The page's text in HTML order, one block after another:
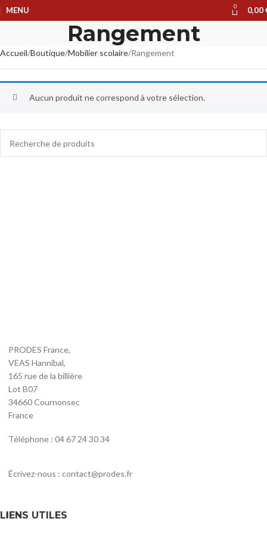
MENU 0 0,00
Rangement
Accueil Boutique Mobilier scolaire Rangement
Aucun produit ne correspond à votre sélection.
PRODES France,
VEAS Hannibal,
165 rue de la billière
Lot B07
34660 Cournonsec
France
Téléphone : 04 67 24 30 34
Écrivez-nous : contact@prodes.fr
LIENS UTILES